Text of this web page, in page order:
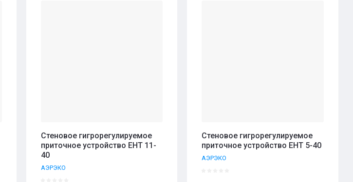
Стеновое гигрорегулируемое
приточное устройство EHT 11-
40
АЭРЭКО
Стеновое гигрорегулируемое
приточное устройство EHT 5-40
АЭРЭКО